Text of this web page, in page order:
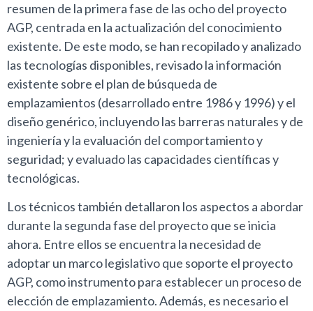
resumen de la primera fase de las ocho del proyecto
AGP, centrada en la actualización del conocimiento
existente. De este modo, se han recopilado y analizado
las tecnologías disponibles, revisado la información
existente sobre el plan de búsqueda de
emplazamientos (desarrollado entre 1986 y 1996) y el
diseño genérico, incluyendo las barreras naturales y de
ingeniería y la evaluación del comportamiento y
seguridad; y evaluado las capacidades científicas y
tecnológicas.
Los técnicos también detallaron los aspectos a abordar
durante la segunda fase del proyecto que se inicia
ahora. Entre ellos se encuentra la necesidad de
adoptar un marco legislativo que soporte el proyecto
AGP, como instrumento para establecer un proceso de
elección de emplazamiento. Además, es necesario el